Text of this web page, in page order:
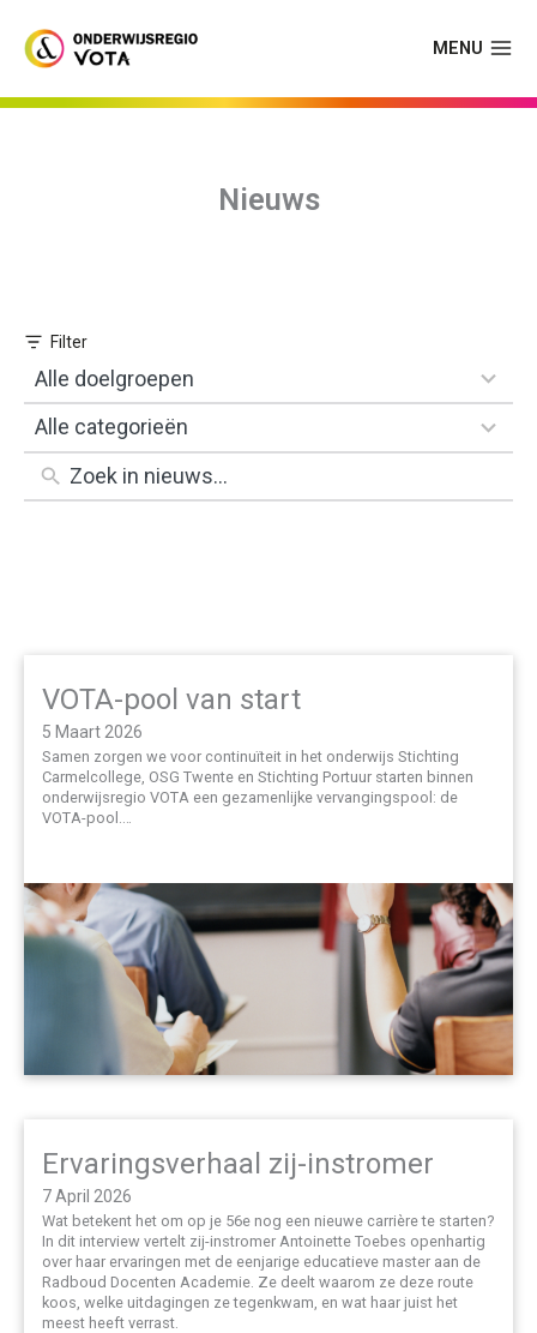
content
MENU
Nieuws
Alle doelgroepen
result
available
Alle categorieën
result
available
VOTA-pool van start
5 Maart 2026
Samen zorgen we voor continuïteit in het onderwijs Stichting
Carmelcollege, OSG Twente en Stichting Portuur starten binnen
onderwijsregio VOTA een gezamenlijke vervangingspool: de
VOTA-pool.…
Ervaringsverhaal zij-instromer
7 April 2026
Wat betekent het om op je 56e nog een nieuwe carrière te starten?
In dit interview vertelt zij-instromer Antoinette Toebes openhartig
over haar ervaringen met de eenjarige educatieve master aan de
Radboud Docenten Academie. Ze deelt waarom ze deze route
koos, welke uitdagingen ze tegenkwam, en wat haar juist het
meest heeft verrast.